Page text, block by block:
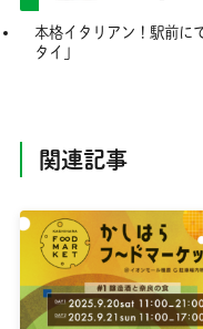
本格イタリアン！駅前に
タイ」
関連記事